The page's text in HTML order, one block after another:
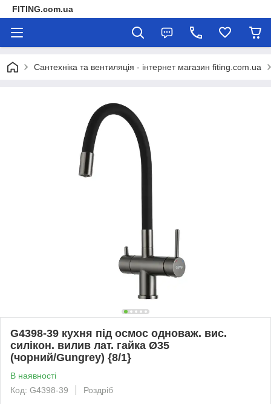
FITING.com.ua
Сантехніка та вентиляція - інтернет магазин fiting.com.ua
G4398-39 кухня під осмос одноваж. вис.
силікон. вилив лат. гайка Ø35
(чорний/Gungrey) {8/1}
В наявності
Код: G4398-39
Роздріб